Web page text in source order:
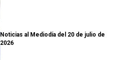
Noticias al Mediodía del 20 de julio de
2026